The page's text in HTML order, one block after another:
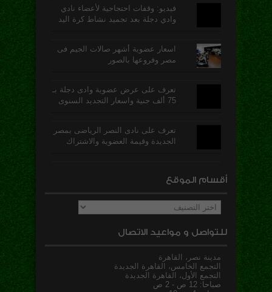
فيديو: وقفات احتجاجية لأعضاء نادي
وادي دجلة بعد تجميد نشاط كرة اليد
اسعار عضوية أشهر صالات الجيم فى
مصر وفروعها بالصور
تعرف على عرض عضوية وادى دجلة بـ
75 ألف جنية واسعار التجديد السنوى
تعرف على نادى النصر الرياضى بمصر
الجديدة وقيمة العضوية والاشتراك
أقسام الموقع
أقسام
الموقع
للتواصل و مواعيد الاتصال
مدينة نصر، القاهرة
التجمع الخامس، القاهرة الجديدة
التجمع الأول، القاهرة الجديدة
صباحا: 12 ص - 2 ص